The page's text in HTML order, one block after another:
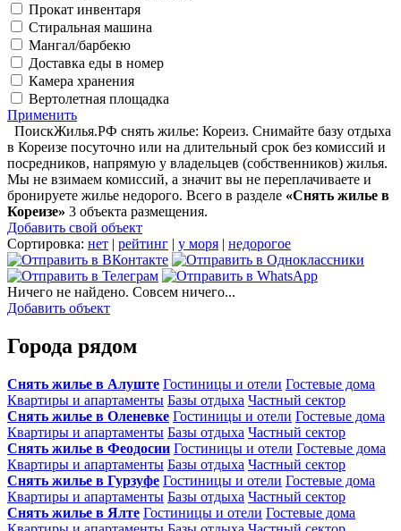
Прокат инвентаря
Стиральная машина
Мангал/барбекю
Доставка еды в номер
Камера хранения
Вертолетная площадка
Применить
ПоискЖилья.РФ снять жилье: Кореиз. Снимайте базу отдыха
в Кореизе посуточно или на длительный срок без комиссий и
посредников, напрямую у владельцев (собственников) жилья.
Мы не взимаем комиссий, а значит вы не переплачиваете и
бронируете жилье недорого. Всего в разделе «Снять жилье в
Кореизе» 3 объекта размещения.
Добавить свой объект
Сортировка: нет | рейтинг | у моря | недорогое
Ничего не найдено. Совсем ничего...
Добавить объект
Города рядом
Снять жилье в Алуште Гостиницы и отели Гостевые дома
Квартиры и апартаменты Базы отдыха Частный сектор
Снять жилье в Оленевке Гостиницы и отели Гостевые дома
Квартиры и апартаменты Базы отдыха Частный сектор
Снять жилье в Феодосии Гостиницы и отели Гостевые дома
Квартиры и апартаменты Базы отдыха Частный сектор
Снять жилье в Гурзуфе Гостиницы и отели Гостевые дома
Квартиры и апартаменты Базы отдыха Частный сектор
Снять жилье в Ялте Гостиницы и отели Гостевые дома